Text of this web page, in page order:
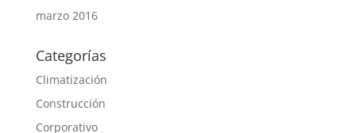
marzo 2016
Categorías
Climatización
Construcción
Corporativo